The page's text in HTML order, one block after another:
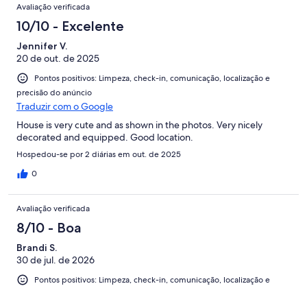
Avaliação verificada
10/10 - Excelente
Jennifer V.
20 de out. de 2025
Pontos positivos: Limpeza, check-in, comunicação, localização e
precisão do anúncio
Traduzir com o Google
House is very cute and as shown in the photos. Very nicely
decorated and equipped. Good location.
Hospedou-se por 2 diárias em out. de 2025
0
Avaliação verificada
8/10 - Boa
Brandi S.
30 de jul. de 2026
Pontos positivos: Limpeza, check-in, comunicação, localização e